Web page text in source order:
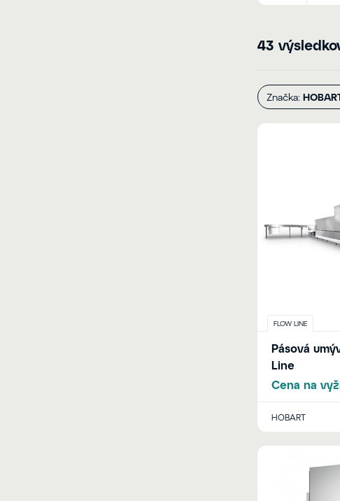
43
Značka:
FLOW LINE
Pásová
Line
Cena na
HOBART